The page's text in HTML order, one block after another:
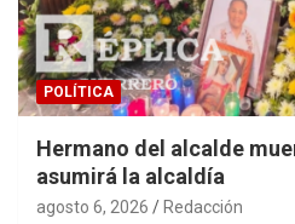
POLÍTICA
Hermano del alcalde
asumirá la alcaldía
agosto 6, 2026 Redacción